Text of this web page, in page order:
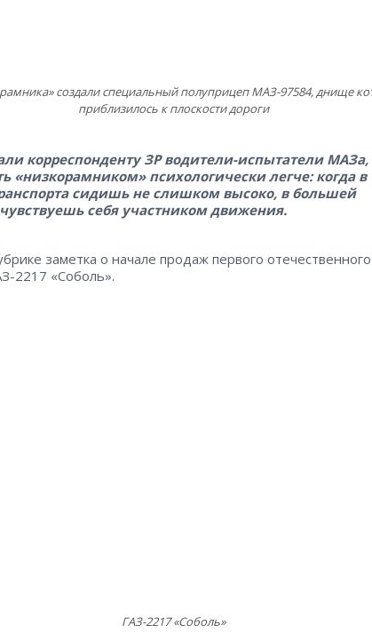
создали специальный полуприцеп МАЗ-97584, днище
приблизилось к плоскости дороги
корреспонденту ЗР водители-испытатели МАЗа,
«низкорамником» психологически легче: когда в
сидишь не слишком высоко, в большей
себя участником движения.
заметка о начале продаж первого отечественного
2217 «Соболь».
ГАЗ-2217 «Соболь»